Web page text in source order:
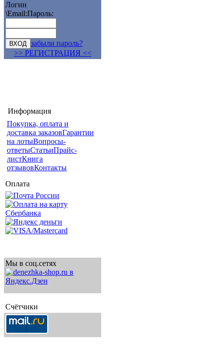
Логин
\Email:Пароль:
забыли пароль?
>> РЕГИСТРАЦИЯ <<
Информация
Покупка, оплата и
доставка заказовГарантии
на лотыВопросы-
ответыСтатьиПрайс-
листКнига
отзывовКонтакты
Оплата
Мы в соц.сетях
Счётчики